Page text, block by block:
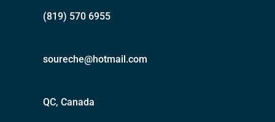
(819) 570 6955
soureche@hotmail.com
QC, Canada